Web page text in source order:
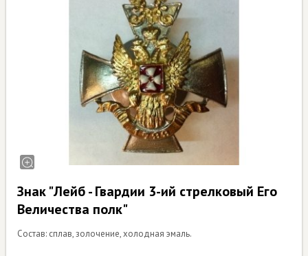
Знак "Лейб - Гвардии 3-ий стрелковый Его
Величества полк"
Состав: сплав, золочение, холодная эмаль.